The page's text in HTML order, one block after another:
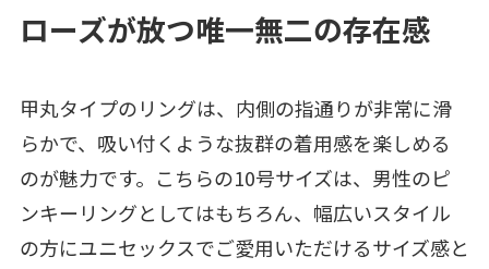
ローズが放つ唯一無二の存在感
甲丸タイプのリングは、内側の指通りが非常に滑
らかで、吸い付くような抜群の着用感を楽しめる
のが魅力です。こちらの10号サイズは、男性のピ
ンキーリングとしてはもちろん、幅広いスタイル
の方にユニセックスでご愛用いただけるサイズ感と